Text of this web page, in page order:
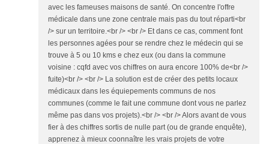
avec les fameuses maisons de santé. On concentre l'offre
médicale dans une zone centrale mais pas du tout réparti<br
/> sur un territoire.<br /> <br /> Et dans ce cas, comment font
les personnes agées pour se rendre chez le médecin qui se
trouve à 5 ou 10 kms e chez eux (ou dans la commune
voisine : cqfd avec vos chiffres on aura encore 100% de<br />
fuite)<br /> <br /> La solution est de créer des petits locaux
médicaux dans les équiepements communs de nos
communes (comme le fait une commune dont vous ne parlez
même pas dans vos projets).<br /> <br /> Alors avant de vous
fier à des chiffres sortis de nulle part (ou de grande enquête),
apprenez à mieux coonnaître les vrais projets de votre